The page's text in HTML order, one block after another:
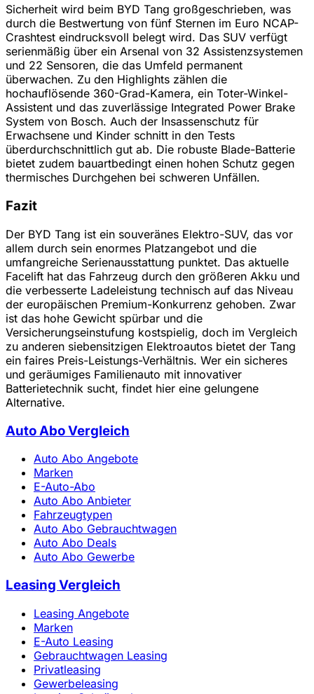
Sicherheit wird beim BYD Tang großgeschrieben, was
durch die Bestwertung von fünf Sternen im Euro NCAP-
Crashtest eindrucksvoll belegt wird. Das SUV verfügt
serienmäßig über ein Arsenal von 32 Assistenzsystemen
und 22 Sensoren, die das Umfeld permanent
überwachen. Zu den Highlights zählen die
hochauflösende 360-Grad-Kamera, ein Toter-Winkel-
Assistent und das zuverlässige Integrated Power Brake
System von Bosch. Auch der Insassenschutz für
Erwachsene und Kinder schnitt in den Tests
überdurchschnittlich gut ab. Die robuste Blade-Batterie
bietet zudem bauartbedingt einen hohen Schutz gegen
thermisches Durchgehen bei schweren Unfällen.
Fazit
Der BYD Tang ist ein souveränes Elektro-SUV, das vor
allem durch sein enormes Platzangebot und die
umfangreiche Serienausstattung punktet. Das aktuelle
Facelift hat das Fahrzeug durch den größeren Akku und
die verbesserte Ladeleistung technisch auf das Niveau
der europäischen Premium-Konkurrenz gehoben. Zwar
ist das hohe Gewicht spürbar und die
Versicherungseinstufung kostspielig, doch im Vergleich
zu anderen siebensitzigen Elektroautos bietet der Tang
ein faires Preis-Leistungs-Verhältnis. Wer ein sicheres
und geräumiges Familienauto mit innovativer
Batterietechnik sucht, findet hier eine gelungene
Alternative.
Auto Abo Vergleich
Auto Abo Angebote
Marken
E-Auto-Abo
Auto Abo Anbieter
Fahrzeugtypen
Auto Abo Gebrauchtwagen
Auto Abo Deals
Auto Abo Gewerbe
Leasing Vergleich
Leasing Angebote
Marken
E-Auto Leasing
Gebrauchtwagen Leasing
Privatleasing
Gewerbeleasing